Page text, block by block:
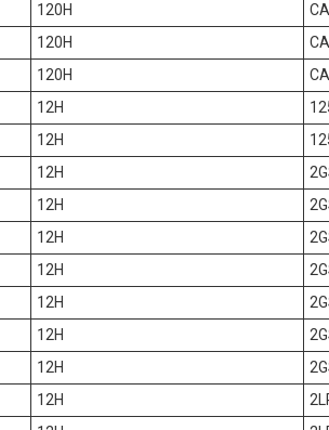
120H
120H
120H
12H
12H
12H
12H
12H
12H
12H
12H
12H
12H